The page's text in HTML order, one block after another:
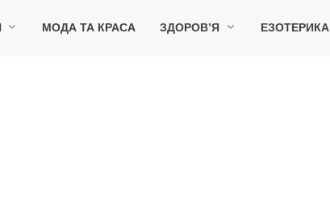
МОДА ТА КРАСА ЗДОРОВ’Я ЕЗОТЕРИКА